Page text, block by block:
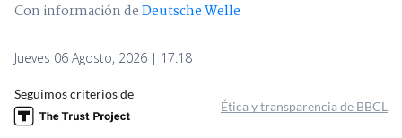
Con información deDeutsche Welle
Jueves 06 Agosto, 2026 | 17:18
Seguimos criterios de
Ética y transparencia de BBCL